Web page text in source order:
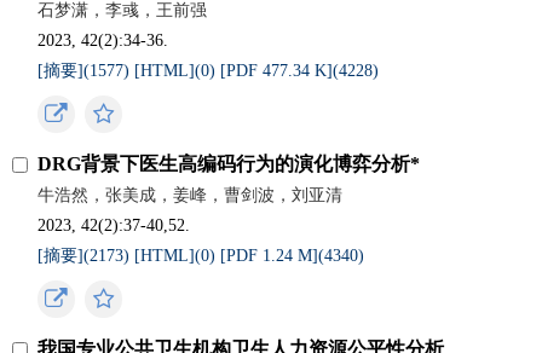
石梦潇，李彧，王前强
2023, 42(2):34-36.
[摘要](1577) [HTML](0) [PDF 477.34 K](4228)
DRG背景下医生高编码行为的演化博弈分析*
牛浩然，张美成，姜峰，曹剑波，刘亚清
2023, 42(2):37-40,52.
[摘要](2173) [HTML](0) [PDF 1.24 M](4340)
我国专业公共卫生机构卫生人力资源公平性分析